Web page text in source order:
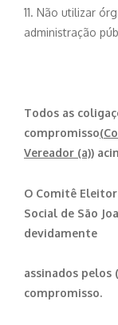
11. Não utilizar
administração
Todos as
compromisso(
Vereador (a))
O Comitê
Social de São
devidamente
assinados pelos
compromisso.